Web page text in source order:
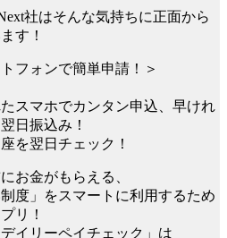
社はそんな気持ちに正面から
す！
フォンで簡単申請！＞
スマホでカンタン申込、早けれ
日振込み！
を翌日チェック！
お金がもらえる、
制度」をスマートに利用するため
リ！
イリーペイチェック」は